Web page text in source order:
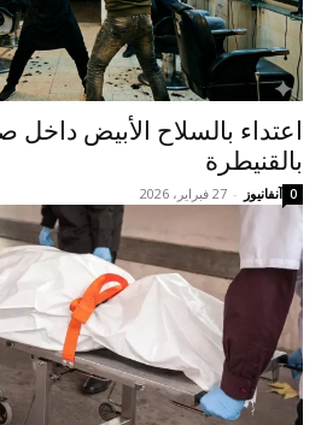
اعتداء بالسلاح الأبيض داخل
بالقنيطرة
آنفانيوز - 27 فبراير، 2026 0